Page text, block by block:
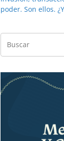
poder. Son ellos.